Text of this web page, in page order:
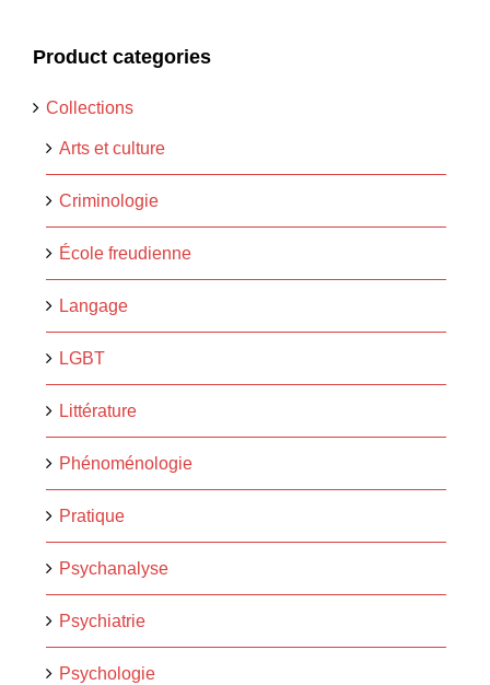
Product categories
Collections
Arts et culture
Criminologie
École freudienne
Langage
LGBT
Littérature
Phénoménologie
Pratique
Psychanalyse
Psychiatrie
Psychologie